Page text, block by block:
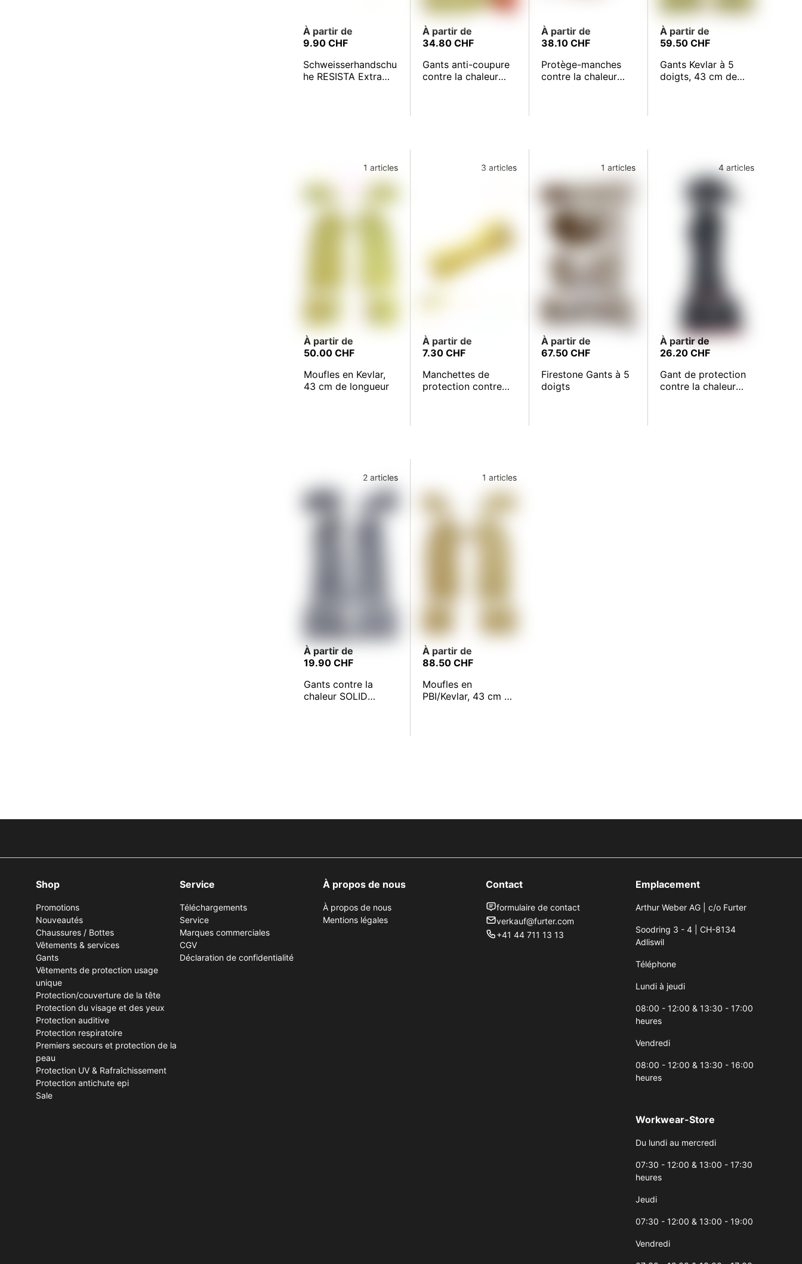
À partir de
9.90 CHF
Schweisserhandschu
he RESISTA Extra
À partir de
34.80 CHF
Gants anti-coupure
contre la chaleur
À partir de
38.10 CHF
Protège-manches
contre la chaleur
À partir de
59.50 CHF
Gants Kevlar à 5
doigts, 43 cm de
1 articles
À partir de
50.00 CHF
Moufles en Kevlar,
43 cm de longueur
3 articles
À partir de
7.30 CHF
Manchettes de
protection contre
1 articles
À partir de
67.50 CHF
Firestone Gants à 5
doigts
4 articles
À partir de
26.20 CHF
Gant de protection
contre la chaleur
2 articles
À partir de
19.90 CHF
Gants contre la
chaleur SOLID
1 articles
À partir de
88.50 CHF
Moufles en
PBI/Kevlar, 43 cm de
Shop
Promotions
Nouveautés
Chaussures / Bottes
Vêtements & services
Gants
Vêtements de protection usage
unique
Protection/couverture de la tête
Protection du visage et des yeux
Protection auditive
Protection respiratoire
Premiers secours et protection de la
peau
Protection UV & Rafraîchissement
Protection antichute epi
Sale
Service
Téléchargements
Service
Marques commerciales
CGV
Déclaration de confidentialité
À propos de nous
À propos de nous
Mentions légales
Contact
formulaire de contact
verkauf@furter.com
+41 44 711 13 13
Emplacement
Arthur Weber AG | c/o Furter
Soodring 3 - 4 | CH-8134
Adliswil
Téléphone
Lundi à jeudi
08:00 - 12:00 & 13:30 - 17:00
heures
Vendredi
08:00 - 12:00 & 13:30 - 16:00
heures
Workwear-Store
Du lundi au mercredi
07:30 - 12:00 & 13:00 - 17:30
heures
Jeudi
07:30 - 12:00 & 13:00 - 19:00
Vendredi